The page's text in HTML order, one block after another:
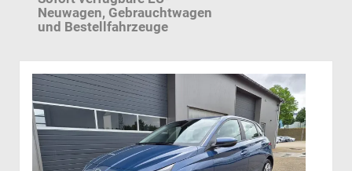
•
R9E)
Neuwagen, Gebrauchtwagen
und Bestellfahrzeuge